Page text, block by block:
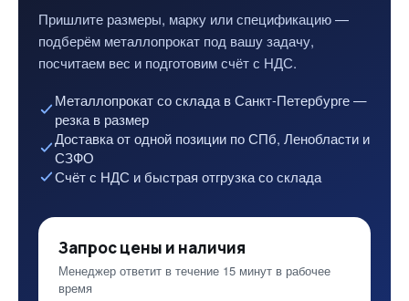
Пришлите размеры, марку или спецификацию —
подберём металлопрокат под вашу задачу,
посчитаем вес и подготовим счёт с НДС.
Металлопрокат со склада в Санкт-Петербурге —
резка в размер
Доставка от одной позиции по СПб, Ленобласти и
СЗФО
Счёт с НДС и быстрая отгрузка со склада
Запрос цены и наличия
Менеджер ответит в течение 15 минут в рабочее
время